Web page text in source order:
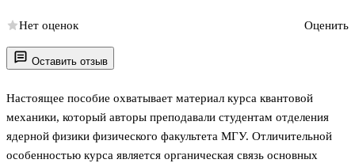
Оставить отзыв
Настоящее пособие охватывает материал курса квантовой
механики, который авторы преподавали студентам отделения
ядерной физики физического факультета МГУ. Отличительной
особенностью курса является органическая связь основных
Нет оценок Оценить